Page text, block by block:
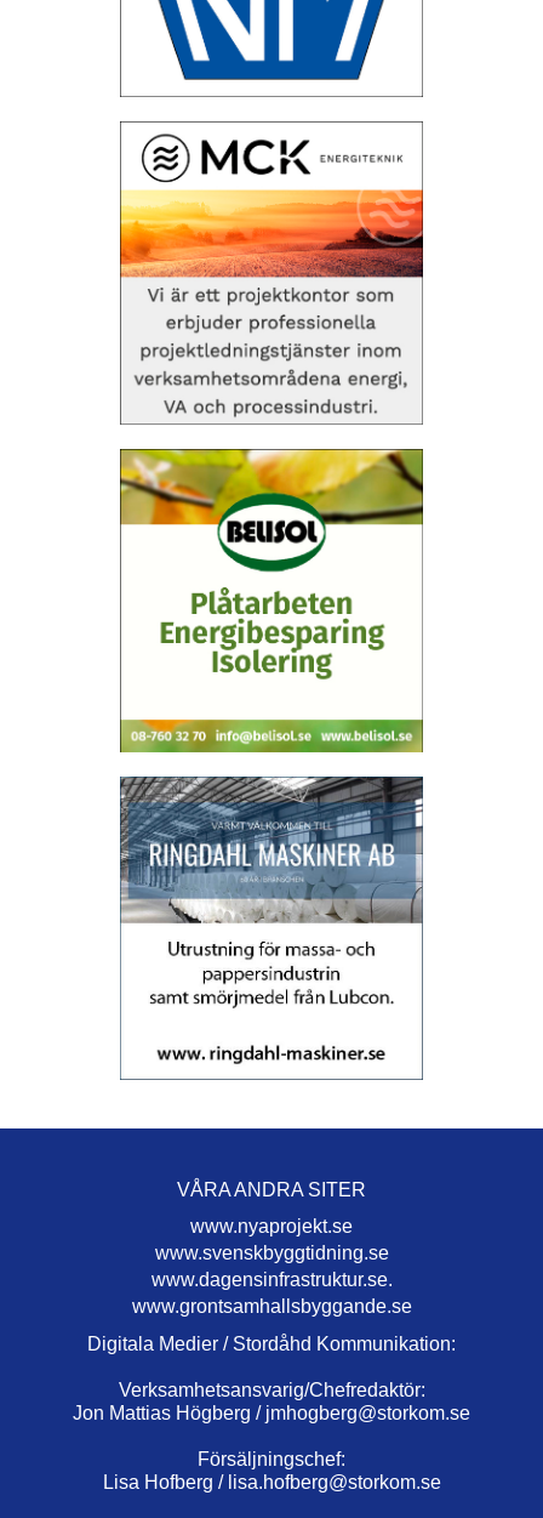
VÅRA ANDRA SITER
www.nyaprojekt.se
www.svenskbyggtidning.se
www.dagensinfrastruktur.se.
www.grontsamhallsbyggande.se
Digitala Medier / Stordåhd Kommunikation:
Verksamhetsansvarig/Chefredaktör:
Jon Mattias Högberg / jmhogberg@storkom.se
Försäljningschef:
Lisa Hofberg / lisa.hofberg@storkom.se